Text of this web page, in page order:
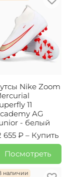
Nike Zoom
11
AG
- белый
655 ₽ – Купить
Посмотреть
наличии